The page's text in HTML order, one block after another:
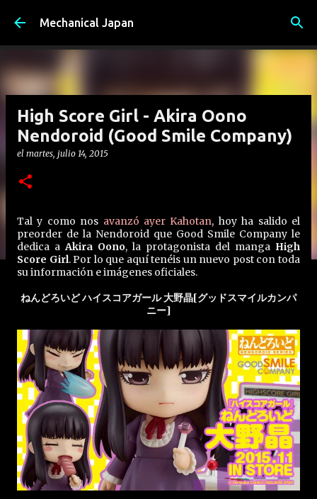
Ir al contenido principal
Mechanical Japan
High Score Girl - Akira Oono
Nendoroid (Good Smile Company)
el martes, julio 14, 2015
Tal y como nos avanzó ayer Kahotan, hoy ha salido el
preorder de la Nendoroid que Good Smile Company le
dedica aAkira Oono, la protagonista del manga High
Score Girl. Por lo que aquí tenéis un nuevo post con toda
su información e imágenes oficiales.
ねんどろいど ハイスコアガール 大野晶[グッドスマイルカンパ
ニー]